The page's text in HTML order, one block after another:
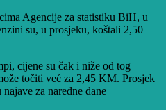
Agencije za statistiku BiH, u
su, u prosjeku, koštali 2,50
cijene su čak i niže od tog
točiti već za 2,45 KM. Prosjek
za naredne dane